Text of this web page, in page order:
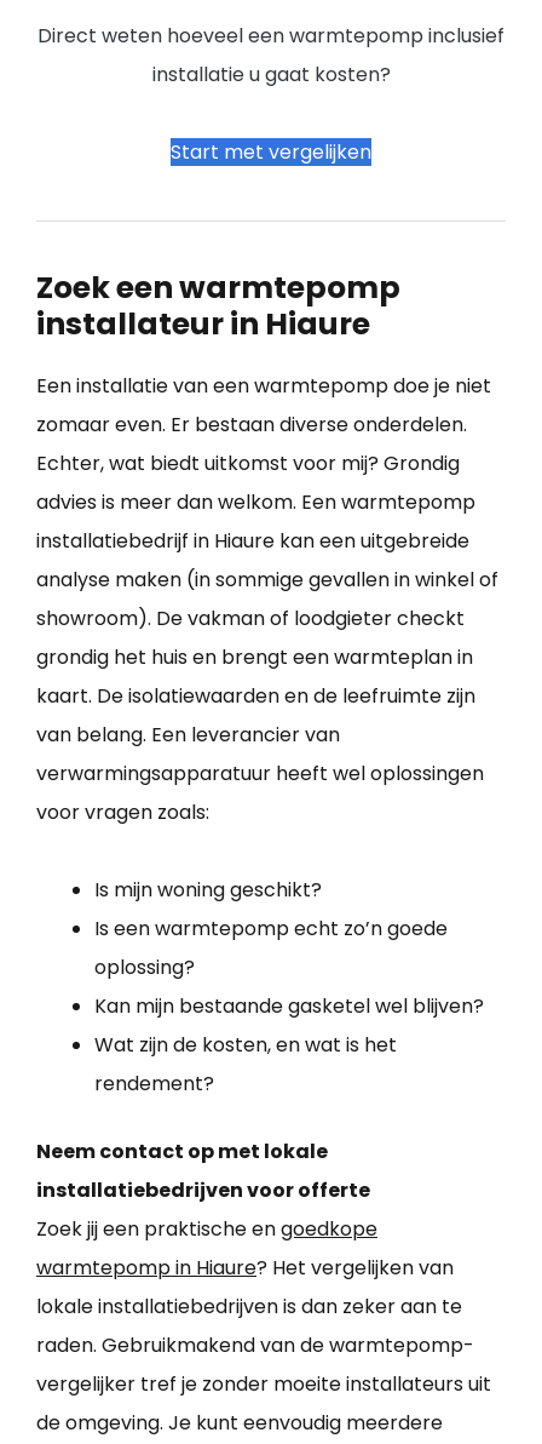
Direct weten hoeveel een warmtepomp inclusief
installatie u gaat kosten?
Start met vergelijken
Zoek een warmtepomp
installateur in Hiaure
Een installatie van een warmtepomp doe je niet
zomaar even. Er bestaan diverse onderdelen.
Echter, wat biedt uitkomst voor mij? Grondig
advies is meer dan welkom. Een warmtepomp
installatiebedrijf in Hiaure kan een uitgebreide
analyse maken (in sommige gevallen in winkel of
showroom). De vakman of loodgieter checkt
grondig het huis en brengt een warmteplan in
kaart. De isolatiewaarden en de leefruimte zijn
van belang. Een leverancier van
verwarmingsapparatuur heeft wel oplossingen
voor vragen zoals:
Is mijn woning geschikt?
Is een warmtepomp echt zo’n goede
oplossing?
Kan mijn bestaande gasketel wel blijven?
Wat zijn de kosten, en wat is het
rendement?
Neem contact op met lokale
installatiebedrijven voor offerte
Zoek jij een praktische engoedkope
warmtepomp in Hiaure? Het vergelijken van
lokale installatiebedrijven is dan zeker aan te
raden. Gebruikmakend van de warmtepomp-
vergelijker tref je zonder moeite installateurs uit
de omgeving. Je kunt eenvoudig meerdere